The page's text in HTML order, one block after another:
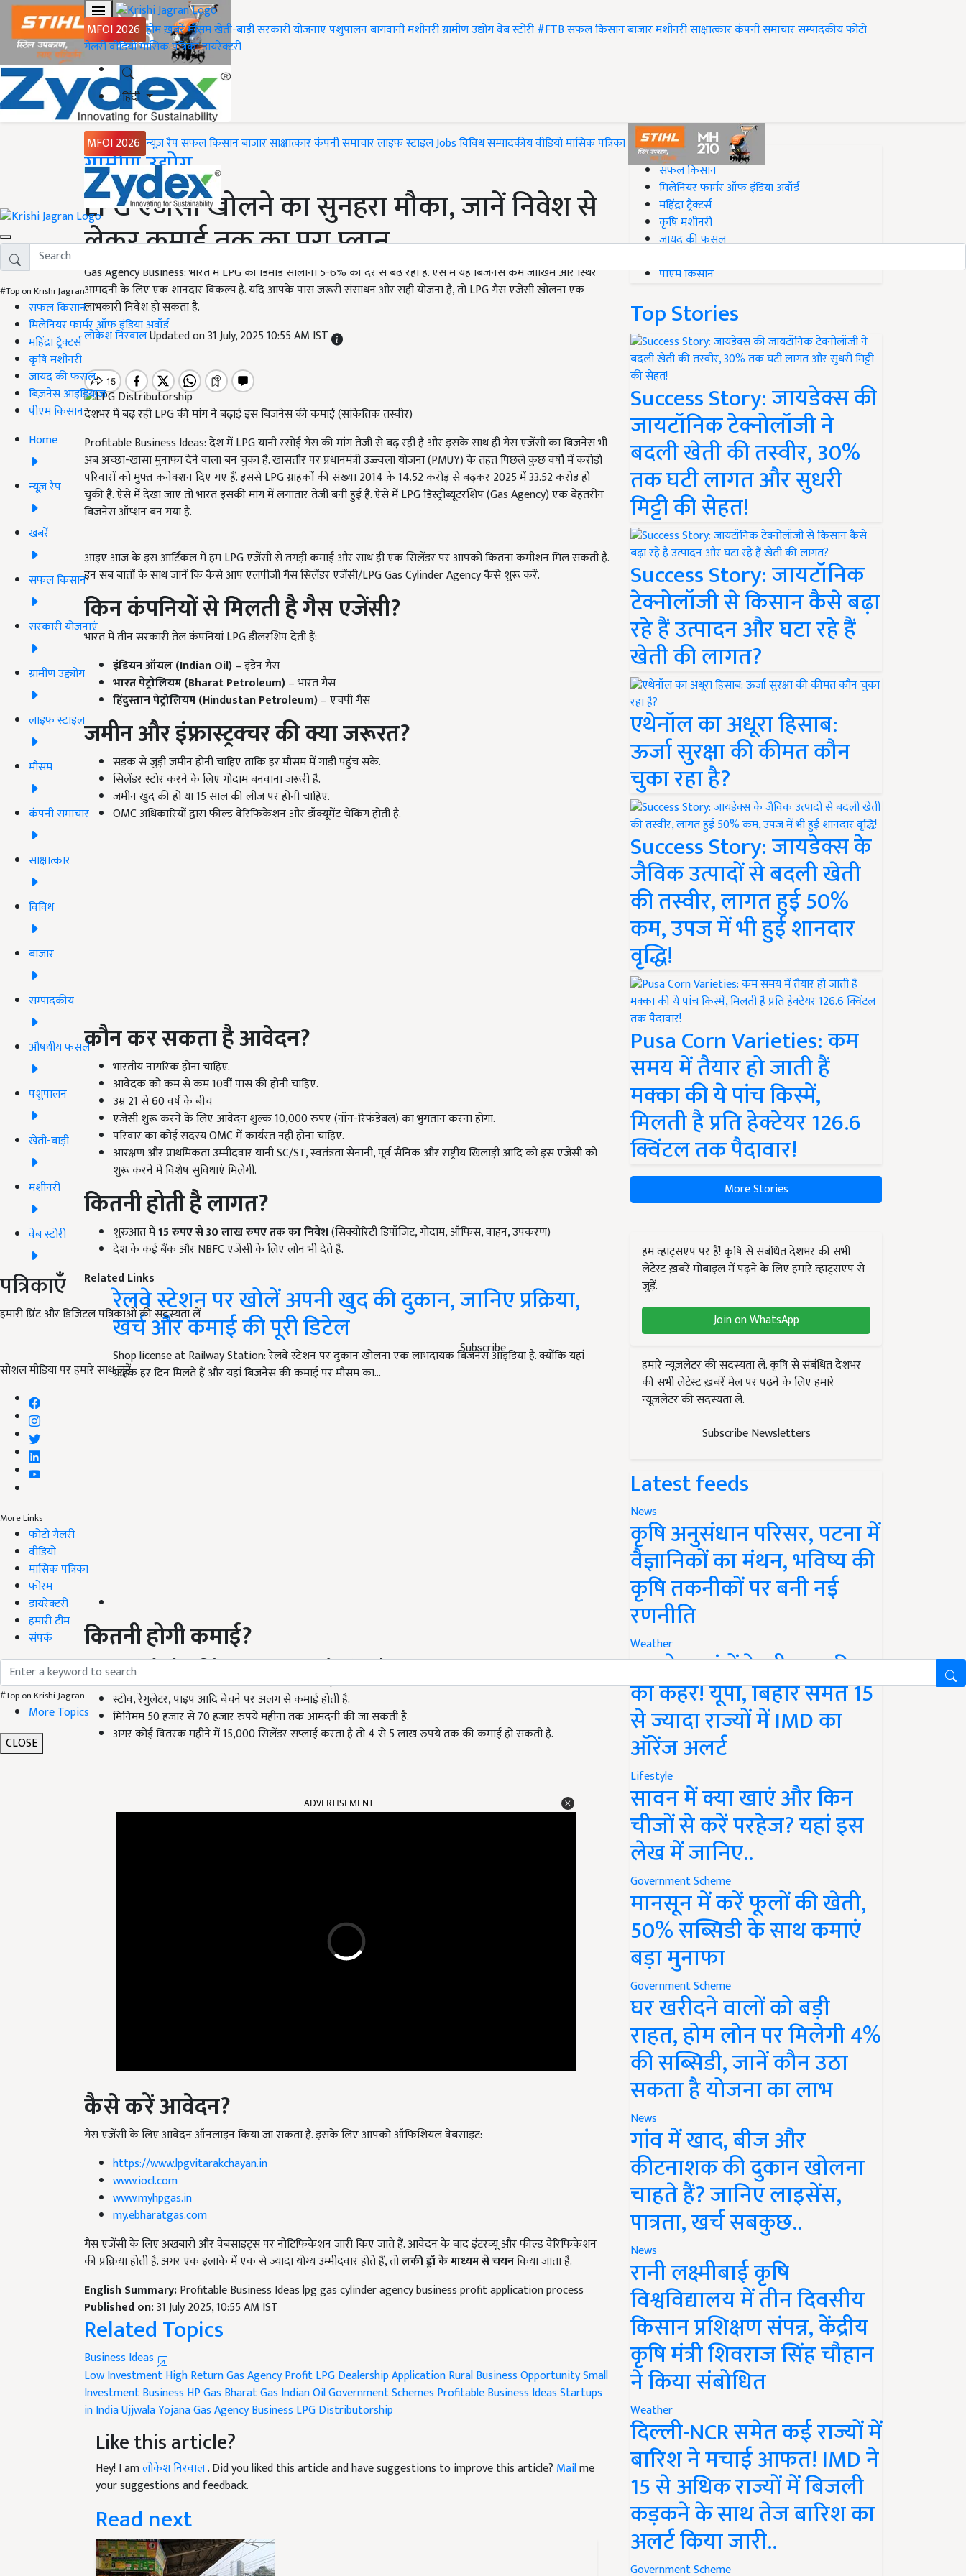
MFOI 2026 होमख़बरेंमौसमखेती-बाड़ीसरकारी योजनाएंपशुपालनबागवानीमशीनरीग्रामीण उद्योगवेब स्टोरी#FTBसफल किसानबाजारमशीनरीसाक्षात्कारकंपनी समाचारसम्पादकीयफोटो
गैलरीवीडियोमासिक पत्रिकाडायरेक्टरी
हिंदी
MFOI 2026 न्यूज़ रैपसफल किसानबाजारसाक्षात्कारकंपनी समाचारलाइफ स्टाइलJobsविविधसम्पादकीयवीडियोमासिक पत्रिका
#Top on Krishi Jagran
सफल किसान
मिलेनियर फार्मर ऑफ इंडिया अवॉर्ड
महिंद्रा ट्रैक्टर्स
कृषि मशीनरी
जायद की फसल
बिज़नेस आइडियाज
पीएम किसान
Home
न्यूज़ रैप
खबरें
सफल किसान
सरकारी योजनाएं
ग्रामीण उद्द्योग
लाइफ स्टाइल
मौसम
कंपनी समाचार
साक्षात्कार
विविध
बाजार
सम्पादकीय
औषधीय फसलें
पशुपालन
खेती-बाड़ी
मशीनरी
वेब स्टोरी
पत्रिकाएँ
हमारी प्रिंट और डिजिटल पत्रिकाओं की सदस्यता लें
Subscribe
सोशल मीडिया पर हमारे साथ जुड़ें:
More Links
फोटो गैलरी
वीडियो
मासिक पत्रिका
फोरम
डायरेक्टरी
हमारी टीम
संपर्क
#Top on Krishi Jagran
More Topics
CLOSE
Home
ग्रामीण उद्योग
LPG एजेंसी खोलने का सुनहरा मौका, जानें निवेश से
लेकर कमाई तक का पूरा प्लान
Gas Agency Business: भारत में LPG की डिमांड सालाना 5-6% की दर से बढ़ रही है. ऐसे में यह बिजनेस कम जोखिम और स्थिर
आमदनी के लिए एक शानदार विकल्प है. यदि आपके पास जरूरी संसाधन और सही योजना है, तो LPG गैस एजेंसी खोलना एक
लाभकारी निवेश हो सकता है.
लोकेश निरवालUpdated on 31 July, 2025 10:55 AM IST
देशभर में बढ़ रही LPG की मांग ने बढ़ाई इस बिजनेस की कमाई (सांकेतिक तस्वीर)
Profitable Business Ideas: देश में LPG यानी रसोई गैस की मांग तेजी से बढ़ रही है और इसके साथ ही गैस एजेंसी का बिजनेस भी
अब अच्छा-खासा मुनाफा देने वाला बन चुका है. खासतौर पर प्रधानमंत्री उज्ज्वला योजना (PMUY) के तहत पिछले कुछ वर्षों में करोड़ों
परिवारों को मुफ्त कनेक्शन दिए गए हैं. इससे LPG ग्राहकों की संख्या 2014 के 14.52 करोड़ से बढ़कर 2025 में 33.52 करोड़ हो
चुकी है. ऐसे में देखा जाए तो भारत इसकी मांग में लगातार तेजी बनी हुई है. ऐसे में LPG डिस्ट्रीब्यूटरशिप (Gas Agency) एक बेहतरीन
बिजनेस ऑप्शन बन गया है.
आइए आज के इस आर्टिकल में हम LPG एजेंसी से तगड़ी कमाई और साथ ही एक सिलेंडर पर आपको कितना कमीशन मिल सकती है.
इन सब बातों के साथ जानें कि कैसे आप एलपीजी गैस सिलेंडर एजेंसी/LPG Gas Cylinder Agency कैसे शुरू करें.
किन कंपनियों से मिलती है गैस एजेंसी?
भारत में तीन सरकारी तेल कंपनियां LPG डीलरशिप देती हैं:
इंडियन ऑयल (Indian Oil)– इंडेन गैस
भारत पेट्रोलियम (Bharat Petroleum)– भारत गैस
हिंदुस्तान पेट्रोलियम (Hindustan Petroleum)– एचपी गैस
जमीन और इंफ्रास्ट्रक्चर की क्या जरूरत?
सड़क से जुड़ी जमीन होनी चाहिए ताकि हर मौसम में गाड़ी पहुंच सके.
सिलेंडर स्टोर करने के लिए गोदाम बनवाना जरूरी है.
जमीन खुद की हो या 15 साल की लीज पर होनी चाहिए.
OMC अधिकारियों द्वारा फील्ड वेरिफिकेशन और डॉक्यूमेंट चेकिंग होती है.
कौन कर सकता है आवेदन?
भारतीय नागरिक होना चाहिए.
आवेदक को कम से कम 10वीं पास की होनी चाहिए.
उम्र 21 से 60 वर्ष के बीच
एजेंसी शुरू करने के लिए आवेदन शुल्क 10,000 रुपए (नॉन-रिफंडेबल) का भुगतान करना होगा.
परिवार का कोई सदस्य OMC में कार्यरत नहीं होना चाहिए.
आरक्षण और प्राथमिकता उम्मीदवार यानी SC/ST, स्वतंत्रता सेनानी, पूर्व सैनिक और राष्ट्रीय खिलाड़ी आदि को इस एजेंसी को
शुरू करने में विशेष सुविधाएं मिलेगी.
कितनी होती है लागत?
शुरुआत में15रुपएसे 30लाख रुपए तक का निवेश(सिक्योरिटी डिपॉजिट, गोदाम, ऑफिस, वाहन, उपकरण)
देश के कई बैंक और NBFC एजेंसी के लिए लोन भी देते हैं.
Related Links
रेलवे स्टेशन पर खोलें अपनी खुद की दुकान, जानिए प्रक्रिया,
खर्च और कमाई की पूरी डिटेल
Shop license at Railway Station: रेलवे स्टेशन पर दुकान खोलना एक लाभदायक बिजनेस आइडिया है. क्योंकि यहां
ग्राहक हर दिन मिलते हैं और यहां बिजनेस की कमाई पर मौसम का…
कितनी होगी कमाई?
14.2 किलो वाले एक सिलेंडर पर 73.08 रुपए का कमीशन मिलता है.
5 किलो सिलेंडर पर 36.54 रुपए का कमीशन मिलता है.
स्टोव, रेगुलेटर, पाइप आदि बेचने पर अलग से कमाई होती है.
मिनिमम 50 हजार से 70 हजार रुपये महीना तक आमदनी की जा सकती है.
अगर कोई वितरक महीने में 15,000 सिलेंडर सप्लाई करता है तो 4 से 5 लाख रुपये तक की कमाई हो सकती है.
कैसे करें आवेदन?
गैस एजेंसी के लिए आवेदन ऑनलाइन किया जा सकता है. इसके लिए आपको ऑफिशियल वेबसाइट:
www.iocl.com
www.myhpgas.in
my.ebharatgas.com
गैस एजेंसी के लिए अखबारों और वेबसाइट्स पर नोटिफिकेशन जारी किए जाते हैं. आवेदन के बाद इंटरव्यू और फील्ड वेरिफिकेशन
की प्रक्रिया होती है. अगर एक इलाके में एक से ज्यादा योग्य उम्मीदवार होते हैं, तोलकी ड्रॉ के माध्यम से चयनकिया जाता है.
Profitable Business Ideas lpg gas cylinder agency business profit application process
Published on:31 July 2025, 10:55 AM IST
Related Topics
Business Ideas
Low Investment High Return
Investment BusinessHP Gas Bharat GasIndian OilGovernment SchemesProfitable Business IdeasStartups
in IndiaUjjwala YojanaGas Agency BusinessLPG Distributorship
Like this article?
Hey! I amलोकेश निरवाल. Did you liked this article and have suggestions to improve this article?
your suggestions and feedback.
Read next
#Top on Krishi Jagran
सफल किसान
मिलेनियर फार्मर ऑफ इंडिया अवॉर्ड
महिंद्रा ट्रैक्टर्स
कृषि मशीनरी
जायद की फसल
पीएम किसान
Top Stories
Success Story: जायडेक्स की
जायटॉनिक टेक्नोलॉजी ने
बदली खेती की तस्वीर, 30%
तक घटी लागत और सुधरी
मिट्टी की सेहत!
Success Story: जायटॉनिक
टेक्नोलॉजी से किसान कैसे बढ़ा
रहे हैं उत्पादन और घटा रहे हैं
खेती की लागत?
एथेनॉल का अधूरा हिसाब:
ऊर्जा सुरक्षा की कीमत कौन
चुका रहा है?
Success Story: जायडेक्स के
जैविक उत्पादों से बदली खेती
की तस्वीर, लागत हुई 50%
कम, उपज में भी हुई शानदार
वृद्धि!
Pusa Corn Varieties: कम
समय में तैयार हो जाती हैं
मक्का की ये पांच किस्में,
मिलती है प्रति हेक्टेयर 126.6
क्विंटल तक पैदावार!
More Stories
हम व्हाट्सएप पर हैं! कृषि से संबंधित देशभर की सभी
लेटेस्ट ख़बरें मोबाइल में पढ़ने के लिए हमारे व्हाट्सएप से
जुड़ें.
Join on WhatsApp
हमारे न्यूज़लेटर की सदस्यता लें. कृषि से संबंधित देशभर
की सभी लेटेस्ट ख़बरें मेल पर पढ़ने के लिए हमारे
न्यूज़लेटर की सदस्यता लें.
Subscribe Newsletters
Latest feeds
News
कृषि अनुसंधान परिसर, पटना में
वैज्ञानिकों का मंथन, भविष्य की
कृषि तकनीकों पर बनी नई
रणनीति
Weather
अगले 12 घंटों के भीतर बारिश
का कहर! यूपी, बिहार समेत 15
से ज्यादा राज्यों में IMD का
ऑरेंज अलर्ट
Lifestyle
सावन में क्या खाएं और किन
चीजों से करें परहेज? यहां इस
लेख में जानिए..
Government Scheme
मानसून में करें फूलों की खेती,
50% सब्सिडी के साथ कमाएं
बड़ा मुनाफा
Government Scheme
घर खरीदने वालों को बड़ी
राहत, होम लोन पर मिलेगी 4%
की सब्सिडी, जानें कौन उठा
सकता है योजना का लाभ
News
गांव में खाद, बीज और
कीटनाशक की दुकान खोलना
चाहते हैं? जानिए लाइसेंस,
पात्रता, खर्च सबकुछ..
News
रानी लक्ष्मीबाई कृषि
विश्वविद्यालय में तीन दिवसीय
किसान प्रशिक्षण संपन्न, केंद्रीय
कृषि मंत्री शिवराज सिंह चौहान
ने किया संबोधित
Weather
दिल्ली-NCR समेत कई राज्यों में
बारिश ने मचाई आफत! IMD ने
15 से अधिक राज्यों में बिजली
कड़कने के साथ तेज बारिश का
अलर्ट किया जारी..
Government Scheme